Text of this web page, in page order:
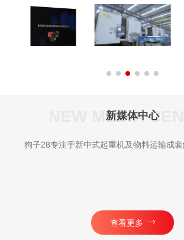
NEW MEDIA
新媒体中心
狗子28专注于新中式起重机及物料运输成
查看更多